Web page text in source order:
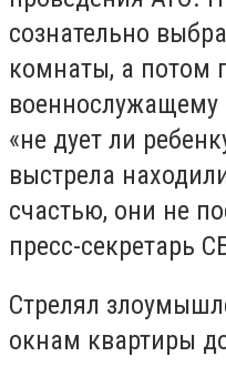
сознательно
комнаты, а потом
военнослужащему
«не дует ли
выстрела
счастью, они не
пресс-секретарь
Стрелял
окнам квартиры